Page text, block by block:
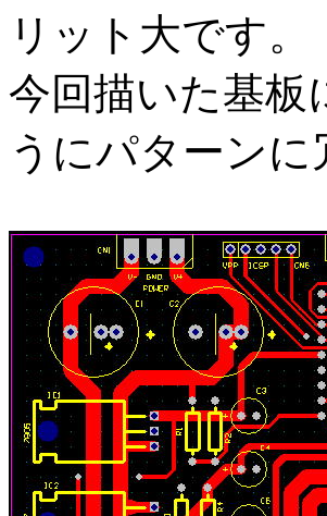
リット大です。
今回描いた基板
うにパターン